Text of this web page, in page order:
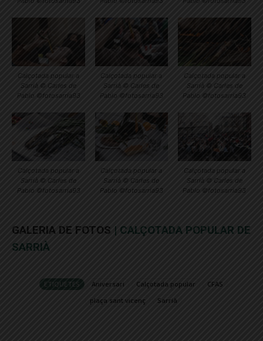
Calçotada popular a
Sarrià © Carles de
Pablo ©fotosarria93
Calçotada popular a
Sarrià © Carles de
Pablo ©fotosarria93
Calçotada popular a
Sarrià © Carles de
Pablo ©fotosarria93
Calçotada popular a
Sarrià © Carles de
Pablo ©fotosarria93
Calçotada popular a
Sarrià © Carles de
Pablo ©fotosarria93
Calçotada popular a
Sarrià © Carles de
Pablo ©fotosarria93
GALERIA DE FOTOS | CALÇOTADA POPULAR DE
SARRIÀ
ETIQUETES Aniversari Calçotada popular
CFAS
plaça sant vicenç
Sarrià